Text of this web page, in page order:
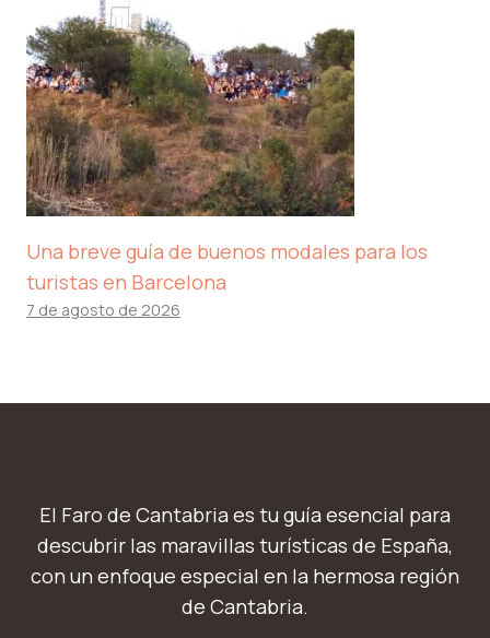
Una breve guía de buenos modales para los
turistas en Barcelona
7 de agosto de 2026
El Faro de Cantabria es tu guía esencial para
descubrir las maravillas turísticas de España,
con un enfoque especial en la hermosa región
de Cantabria.